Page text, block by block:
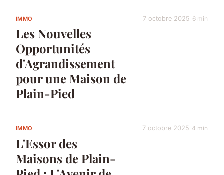
IMMO
Les Nouvelles
Opportunités
d'Agrandissement
pour une Maison de
Plain-Pied
7 octobre 2025 6 min
IMMO
L'Essor des
Maisons de Plain-
7 octobre 2025 4 min